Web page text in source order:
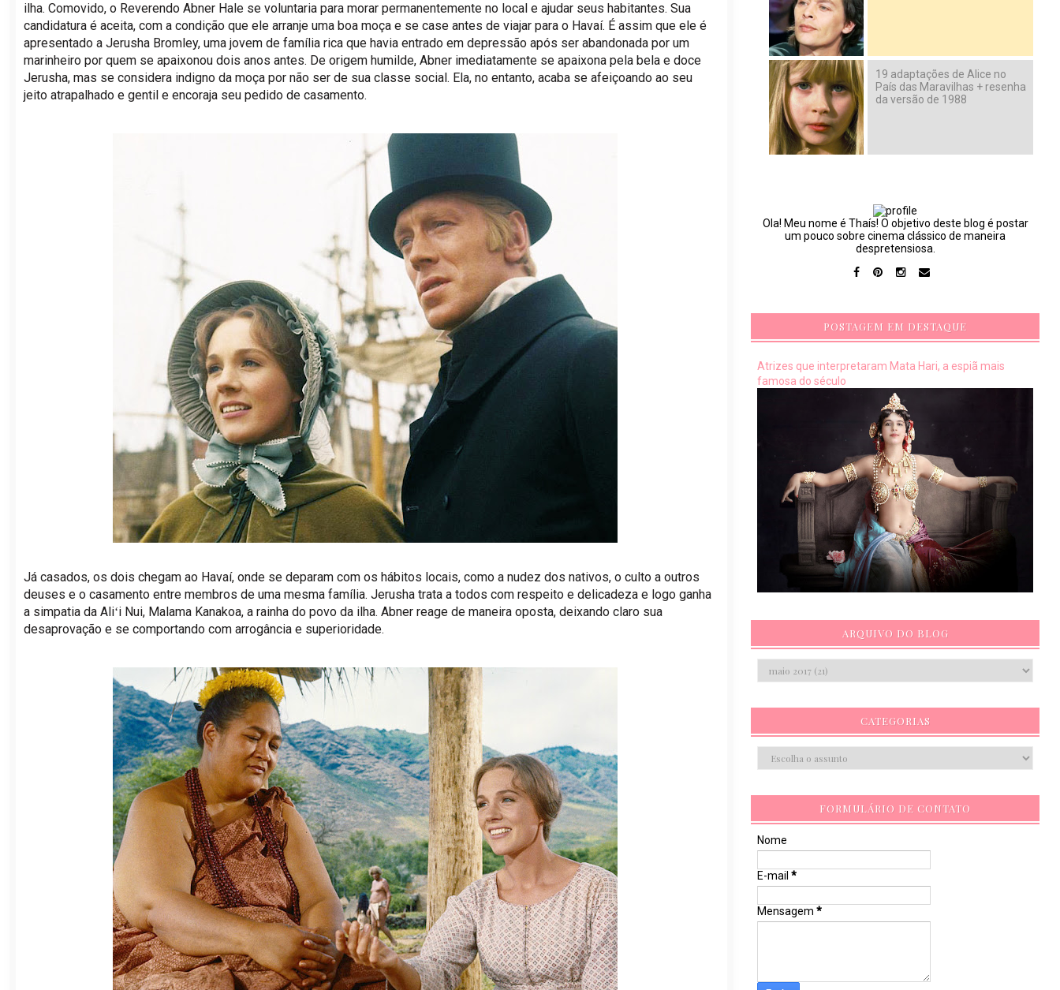
ilha. Comovido, o Reverendo Abner Hale se voluntaria para morar permanentemente no local e ajudar seus habitantes. Sua
candidatura é aceita, com a condição que ele arranje uma boa moça e se case antes de viajar para o Havaí. É assim que ele é
apresentado a Jerusha Bromley, uma jovem de família rica que havia entrado em depressão após ser abandonada por um
marinheiro por quem se apaixonou dois anos antes. De origem humilde, Abner imediatamente se apaixona pela bela e doce
Jerusha, mas se considera indigno da moça por não ser de sua classe social. Ela, no entanto, acaba se afeiçoando ao seu
jeito atrapalhado e gentil e encoraja seu pedido de casamento.
Já casados, os dois chegam ao Havaí, onde se deparam com os hábitos locais, como a nudez dos nativos, o culto a outros
deuses e o casamento entre membros de uma mesma família. Jerusha trata a todos com respeito e delicadeza e logo ganha
a simpatia da Aliʻi Nui, Malama Kanakoa, a rainha do povo da ilha. Abner reage de maneira oposta, deixando claro sua
desaprovação e se comportando com arrogância e superioridade.
19 adaptações de Alice no
País das Maravilhas + resenha
da versão de 1988
Ola! Meu nome é Thaís! O objetivo deste blog é postar
um pouco sobre cinema clássico de maneira
despretensiosa.
POSTAGEM EM DESTAQUE
Atrizes que interpretaram Mata Hari, a espiã mais
famosa do século
ARQUIVO DO BLOG
CATEGORIAS
FORMULÁRIO DE CONTATO
Nome
E-mail*
Mensagem*